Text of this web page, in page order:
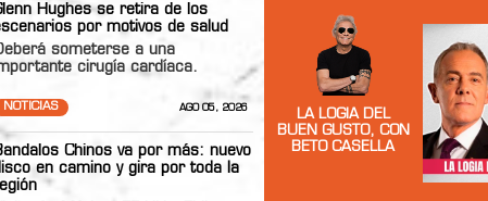
Hughes se retira de los
por motivos de salud
someterse a una
cirugía cardíaca.
NOTICIAS AGO 05, 2026
Chinos va por más: nuevo
en camino y gira por toda la
LA LOGIA DEL
BUEN GUSTO, CON
BETO CASELLA